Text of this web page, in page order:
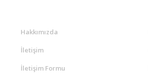
Hakkımızda
İletişim
İletişim Formu